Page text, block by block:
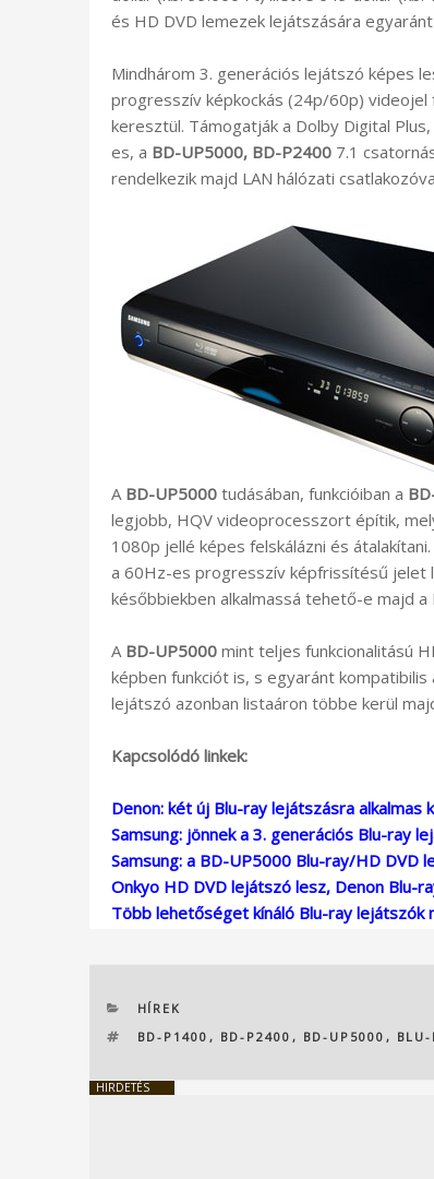
és HD DVD lemezek lejátszására egyaránt
Mindhárom 3. generációs lejátszó képes
progresszív képkockás (24p/60p)
keresztül. Támogatják a Dolby Digital
es, a BD-UP5000, BD-P2400 7.1
rendelkezik majd LAN hálózati
A BD-UP5000 tudásában, funkcióiban a
legjobb, HQV videoprocesszort építik,
1080p jellé képes felskálázni és
a 60Hz-es progresszív képfrissítésű jelet
későbbiekben alkalmassá tehető-e majd
A BD-UP5000 mint teljes funkcionalitású
képben funkciót is, s egyaránt kompatibilis
lejátszó azonban listaáron többe kerül
Kapcsolódó linkek:
Denon: két új Blu-ray lejátszásra alkalmas
Samsung: jönnek a 3. generációs Blu-ray
Samsung: a BD-UP5000 Blu-ray/HD
Onkyo HD DVD lejátszó lesz, Denon Blu-
Több lehetőséget kínáló Blu-ray lejátszók
KATEGÓRIÁK
HÍREK
CÍMKÉK
BD-P1400 , BD-P2400 , BD-UP5000 , BLU-
HIRDETÉS